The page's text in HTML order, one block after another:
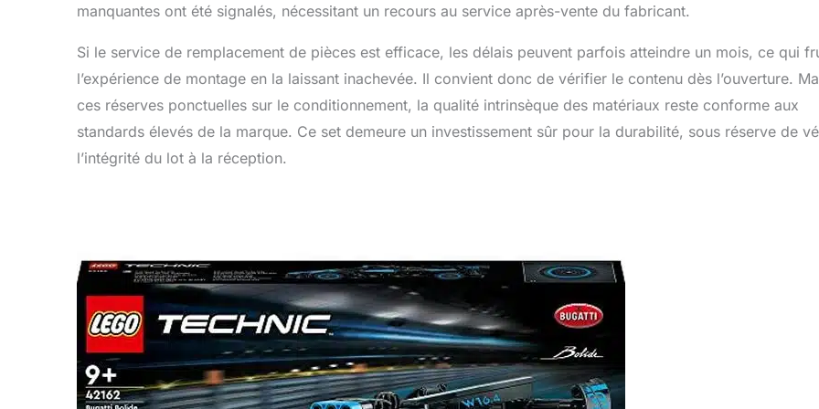
manquantes ont été signalés, nécessitant un recours au service après-vente du fabricant.
Si le service de remplacement de pièces est efficace, les délais peuvent parfois atteindre un mois, ce qui
l’expérience de montage en la laissant inachevée. Il convient donc de vérifier le contenu dès l’ouverture.
ces réserves ponctuelles sur le conditionnement, la qualité intrinsèque des matériaux reste conforme aux
standards élevés de la marque. Ce set demeure un investissement sûr pour la durabilité, sous réserve de
l’intégrité du lot à la réception.